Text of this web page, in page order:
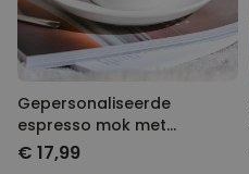
Gepersonaliseerde
espresso mok met
monogram
€ 17,99